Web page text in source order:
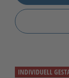
INDIVIDUELL